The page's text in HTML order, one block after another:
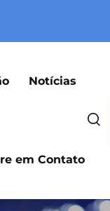
Notícias
em Contato